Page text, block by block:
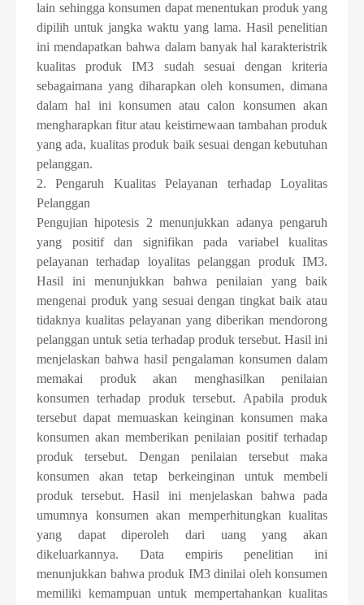
lain sehingga konsumen dapat menentukan produk yang
dipilih untuk jangka waktu yang lama. Hasil penelitian
ini mendapatkan bahwa dalam banyak hal karakteristrik
kualitas produk IM3 sudah sesuai dengan kriteria
sebagaimana yang diharapkan oleh konsumen, dimana
dalam hal ini konsumen atau calon konsumen akan
mengharapkan fitur atau keistimewaan tambahan produk
yang ada, kualitas produk baik sesuai dengan kebutuhan
pelanggan.
2. Pengaruh Kualitas Pelayanan terhadap Loyalitas
Pelanggan
Pengujian hipotesis 2 menunjukkan adanya pengaruh
yang positif dan signifikan pada variabel kualitas
pelayanan terhadap loyalitas pelanggan produk IM3.
Hasil ini menunjukkan bahwa penilaian yang baik
mengenai produk yang sesuai dengan tingkat baik atau
tidaknya kualitas pelayanan yang diberikan mendorong
pelanggan untuk setia terhadap produk tersebut. Hasil ini
menjelaskan bahwa hasil pengalaman konsumen dalam
memakai produk akan menghasilkan penilaian
konsumen terhadap produk tersebut. Apabila produk
tersebut dapat memuaskan keinginan konsumen maka
konsumen akan memberikan penilaian positif terhadap
produk tersebut. Dengan penilaian tersebut maka
konsumen akan tetap berkeinginan untuk membeli
produk tersebut. Hasil ini menjelaskan bahwa pada
umumnya konsumen akan memperhitungkan kualitas
yang dapat diperoleh dari uang yang akan
dikeluarkannya. Data empiris penelitian ini
menunjukkan bahwa produk IM3 dinilai oleh konsumen
memiliki kemampuan untuk mempertahankan kualitas